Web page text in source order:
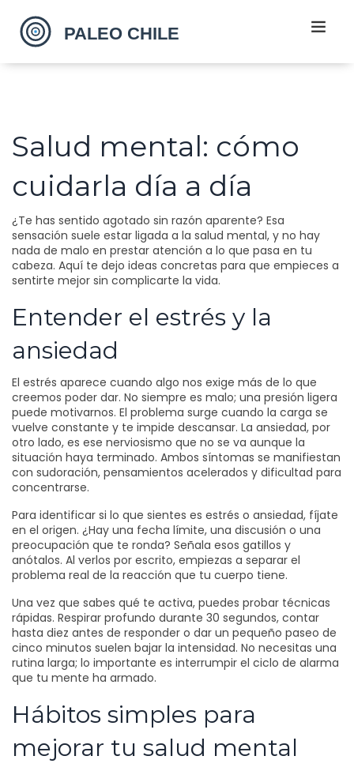
Salud mental: cómo
cuidarla día a día
¿Te has sentido agotado sin razón aparente? Esa
sensación suele estar ligada a la salud mental, y no hay
nada de malo en prestar atención a lo que pasa en tu
cabeza. Aquí te dejo ideas concretas para que empieces a
sentirte mejor sin complicarte la vida.
Entender el estrés y la
ansiedad
El estrés aparece cuando algo nos exige más de lo que
creemos poder dar. No siempre es malo; una presión ligera
puede motivarnos. El problema surge cuando la carga se
vuelve constante y te impide descansar. La ansiedad, por
otro lado, es ese nerviosismo que no se va aunque la
situación haya terminado. Ambos síntomas se manifiestan
con sudoración, pensamientos acelerados y dificultad para
concentrarse.
Para identificar si lo que sientes es estrés o ansiedad, fíjate
en el origen. ¿Hay una fecha límite, una discusión o una
preocupación que te ronda? Señala esos gatillos y
anótalos. Al verlos por escrito, empiezas a separar el
problema real de la reacción que tu cuerpo tiene.
Una vez que sabes qué te activa, puedes probar técnicas
rápidas. Respirar profundo durante 30 segundos, contar
hasta diez antes de responder o dar un pequeño paseo de
cinco minutos suelen bajar la intensidad. No necesitas una
rutina larga; lo importante es interrumpir el ciclo de alarma
que tu mente ha armado.
Hábitos simples para
mejorar tu salud mental